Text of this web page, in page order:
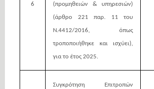
6 (προμηθειών & υπηρεσιών)
(άρθρο 221 παρ. 11 του
Ν.4412/2016, όπως
τροποποιήθηκε και ισχύει),
για το έτος 2025.
Συγκρότηση Επιτροπών